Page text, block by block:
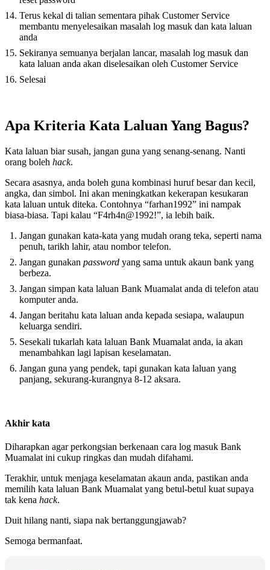
Terus kekal di talian sementara pihak Customer Service
membantu menyelesaikan masalah log masuk dan kata laluan
anda
Sekiranya semuanya berjalan lancar, masalah log masuk dan
kata laluan anda akan diselesaikan oleh Customer Service
Selesai
Apa Kriteria Kata Laluan Yang Bagus?
Kata laluan biar susah, jangan guna yang senang-senang. Nanti
orang boleh hack.
Secara asasnya, anda boleh guna kombinasi huruf besar dan kecil,
angka, dan simbol. Ini akan meningkatkan kekerapan kesukaran
kata laluan untuk diteka. Contohnya “farhan1992” ini nampak
biasa-biasa. Tapi kalau “F4rh4n@1992!”, ia lebih baik.
Jangan gunakan kata-kata yang mudah orang teka, seperti nama
penuh, tarikh lahir, atau nombor telefon.
Jangan gunakan password yang sama untuk akaun bank yang
berbeza.
Jangan simpan kata laluan Bank Muamalat anda di telefon atau
komputer anda.
Jangan beritahu kata laluan anda kepada sesiapa, walaupun
keluarga sendiri.
Sesekali tukarlah kata laluan Bank Muamalat anda, ia akan
menambahkan lagi lapisan keselamatan.
Jangan guna yang pendek, tapi gunakan kata laluan yang
panjang, sekurang-kurangnya 8-12 aksara.
Akhir kata
Diharapkan agar perkongsian berkenaan cara log masuk Bank
Muamalat ini cukup ringkas dan mudah difahami.
Terakhir, untuk menjaga keselamatan akaun anda, pastikan anda
memilih kata laluan Bank Muamalat yang betul-betul kuat supaya
tak kena hack.
Duit hilang nanti, siapa nak bertanggungjawab?
Semoga bermanfaat.